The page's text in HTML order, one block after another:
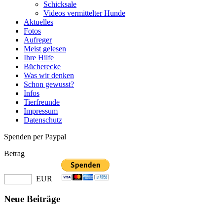
Schicksale
Videos vermittelter Hunde
Aktuelles
Fotos
Aufreger
Meist gelesen
Ihre Hilfe
Bücherecke
Was wir denken
Schon gewusst?
Infos
Tierfreunde
Impressum
Datenschutz
Spenden per Paypal
Betrag
EUR
Neue Beiträge